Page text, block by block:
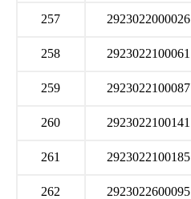
257 2923022000026
258 2923022100061
259 2923022100087
260 2923022100141
261 2923022100185
262 2923022600095